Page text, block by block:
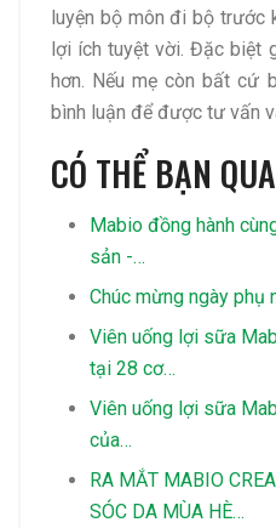
luyện bộ môn đi bộ trước
lợi ích tuyệt vời. Đặc biệt
hơn. Nếu mẹ còn bất cứ
bình luận để được tư vấn
CÓ THỂ BẠN
Mabio đồng hành
sản -…
Chúc mừng ngày phụ
Viên uống lợi sữa
tại 28 cơ…
Viên uống lợi sữa
của…
RA MẮT MABIO
SÓC DA MÙA HÈ…